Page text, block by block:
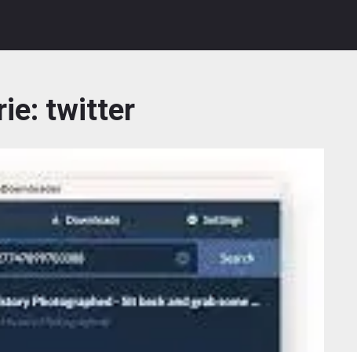
twitter